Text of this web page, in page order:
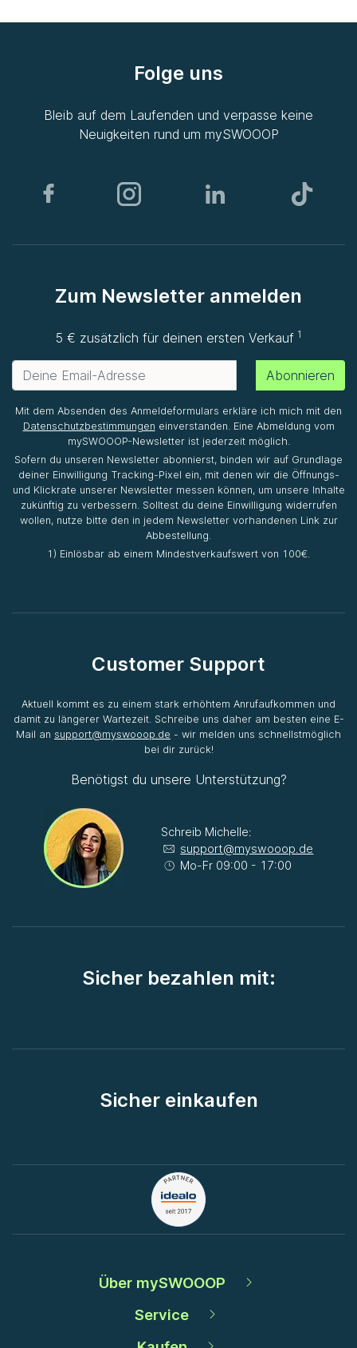
Folge uns
Bleib auf dem Laufenden und verpasse keine
Neuigkeiten rund um mySWOOOP
Zum Newsletter anmelden
5 € zusätzlich für deinen ersten Verkauf1
Abonnieren
Mit dem Absenden des Anmeldeformulars erkläre ich mich mit den
Datenschutzbestimmungen einverstanden. Eine Abmeldung vom
mySWOOOP-Newsletter ist jederzeit möglich.
Sofern du unseren Newsletter abonnierst, binden wir auf Grundlage
deiner Einwilligung Tracking-Pixel ein, mit denen wir die Öffnungs-
und Klickrate unserer Newsletter messen können, um unsere Inhalte
zukünftig zu verbessern. Solltest du deine Einwilligung widerrufen
wollen, nutze bitte den in jedem Newsletter vorhandenen Link zur
Abbestellung.
1) Einlösbar ab einem Mindestverkaufswert von 100€.
Customer Support
Aktuell kommt es zu einem stark erhöhtem Anrufaufkommen und
damit zu längerer Wartezeit. Schreibe uns daher am besten eine E-
Mail an support@myswooop.de - wir melden uns schnellstmöglich
bei dir zurück!
Benötigst du unsere Unterstützung?
Schreib Michelle:
support@myswooop.de
Mo-Fr 09:00 - 17:00
Sicher bezahlen mit:
Sicher einkaufen
Über mySWOOOP
Service